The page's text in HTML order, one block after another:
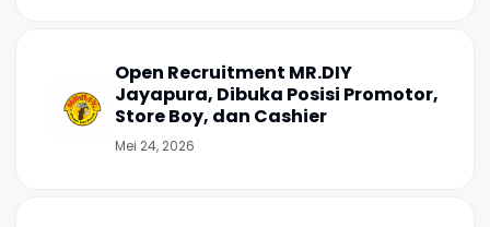
Open Recruitment MR.DIY
Jayapura, Dibuka Posisi Promotor,
Store Boy, dan Cashier
Mei 24, 2026